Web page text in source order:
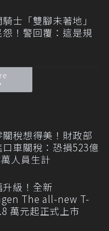
士「雙腳未著地」
！警回覆：這是規
稅想得美！財政部
車關稅：恐損523億
人員生計
升級！全新
The all-new T-
萬元起正式上市